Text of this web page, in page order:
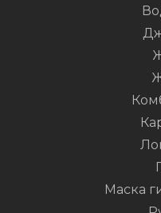
Маска